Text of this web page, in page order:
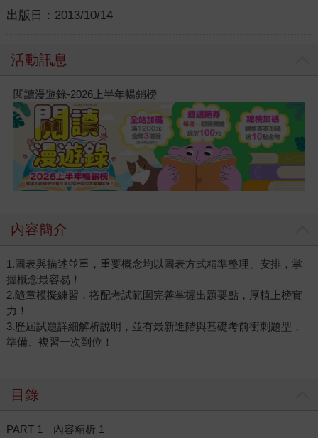
出版日： 2013/10/14
活動訊息
閱讀漫遊錄-2026上半年暢銷榜
內容簡介
1.圖表與描述並重，重要概念均以圖表方式精準整理、安排，掌
握概念最容易！
2.隨章模擬練習，搭配考試範圍完善掌握出題要點，厚植上榜實
力！
3.歷屆試題詳細解析說明，並有最新進階與基礎考前衝刺題型，
準備、複習一次到位！
目錄
PART 1 內容精析 1